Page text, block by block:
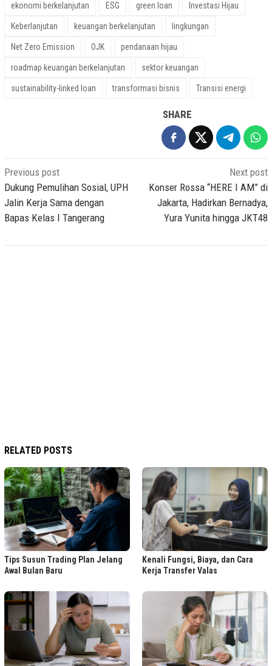
ekonomi berkelanjutan ESG green loan Investasi Hijau
Keberlanjutan keuangan berkelanjutan lingkungan
Net Zero Emission OJK pendanaan hijau
roadmap keuangan berkelanjutan sektor keuangan
sustainability-linked loan transformasi bisnis Transisi energi
SHARE
Post
navigation
Previous post
Dukung Pemulihan Sosial, UPH
Jalin Kerja Sama dengan
Bapas Kelas I Tangerang
Next post
Konser Rossa “HERE I AM” di
Jakarta, Hadirkan Bernadya,
Yura Yunita hingga JKT48
RELATED POSTS
Tips Susun Trading Plan Jelang
Awal Bulan Baru
Kenali Fungsi, Biaya, dan Cara
Kerja Transfer Valas